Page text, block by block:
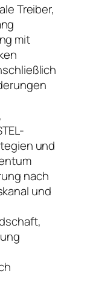
Treiber,
mit
und
nach
und